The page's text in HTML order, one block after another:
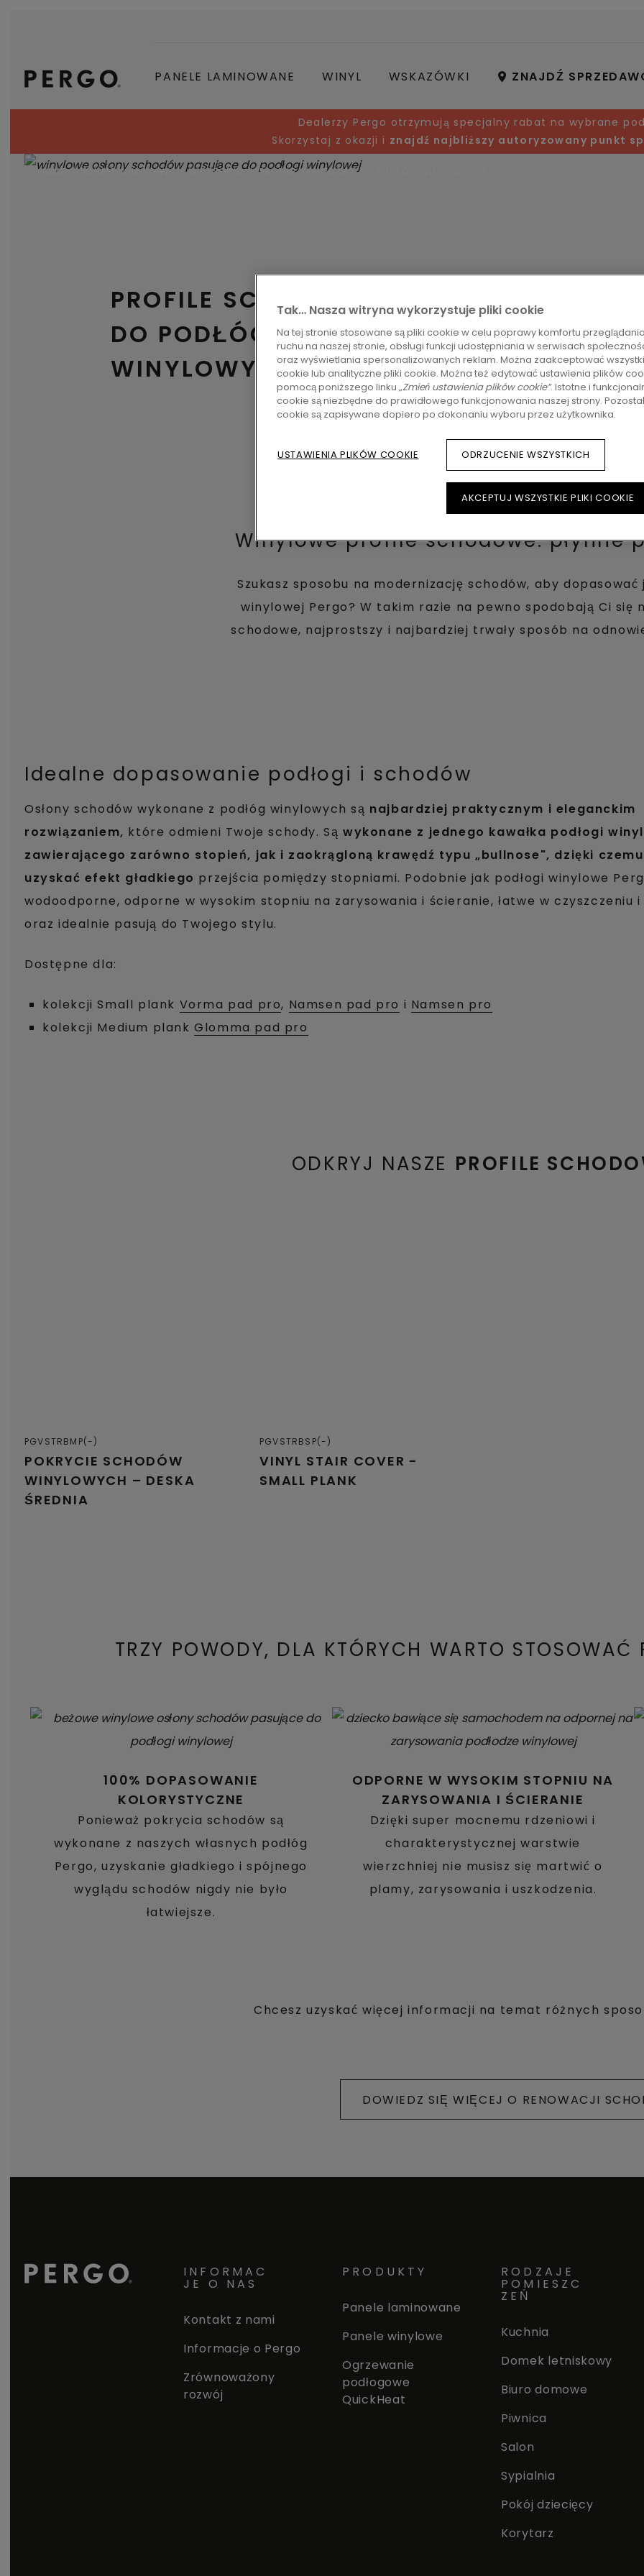
PANELE LAMINOWANE WINYL WSKAZÓWKI ZNAJDŹ
Dealerzy Pergo otrzymują specjalny rabat na wybrane
Skorzystaj z okazji i znajdź najbliższy autoryzowany punkt
PROFILE SCHODOWE
DO PODŁÓG
WINYLOWYCH
HOME PANELE WINYLOWE AKCESORIA PROFILE SCHODOWE DO PODŁÓG WINYLOWYCH
Winylowe profile schodowe: płynne
Szukasz sposobu na modernizację schodów, aby dopasować
winylowej Pergo? W takim razie na pewno spodobają Ci się
schodowe, najprostszy i najbardziej trwały sposób na
Idealne dopasowanie podłogi i schodów
Osłony schodów wykonane z podłóg winylowych są najbardziej praktycznym i eleganckim
rozwiązaniem, które odmieni Twoje schody. Sąwykonane z jednego kawałka podłogi
zawierającego zarówno stopień, jak i zaokrągloną krawędź typu „bullnose", dzięki
uzyskać efekt gładkiego przejścia pomiędzy stopniami. Podobnie jak podłogi winylowe
wodoodporne, odporne w wysokim stopniu na zarysowania i ścieranie, łatwe w czyszczeniu
oraz idealnie pasują do Twojego stylu.
Dostępne dla:
kolekcji Small plank Vorma pad pro, Namsen pad pro i Namsen pro
kolekcji Medium plankGlomma pad pro
ODKRYJ NASZE PROFILE
POKRYCIE SCHODÓW
WINYLOWYCH – DESKA
ŚREDNIA
PGVSTRBMP(-)
VINYL STAIR COVER -
SMALL PLANK
PGVSTRBSP(-)
TRZY POWODY, DLA KTÓRYCH WARTO STOSOWAĆ
100% DOPASOWANIE
KOLORYSTYCZNE
Ponieważ pokrycia schodów są
wykonane z naszych własnych podłóg
Pergo, uzyskanie gładkiego i spójnego
wyglądu schodów nigdy nie było
łatwiejsze.
ODPORNE W WYSOKIM STOPNIU NA
ZARYSOWANIA I ŚCIERANIE
Dzięki super mocnemu rdzeniowi i
charakterystycznej warstwie
wierzchniej nie musisz się martwić o
plamy, zarysowania i uszkodzenia.
Chcesz uzyskać więcej informacji na temat różnych
DOWIEDZ SIĘ WIĘCEJ O RENOWACJI
INFORMAC
JE O NAS
Kontakt z nami
Informacje o Pergo
Zrównoważony
rozwój
PRODUKTY
Panele laminowane
Panele winylowe
Ogrzewanie
podłogowe
QuickHeat
RODZAJE
POMIESZC
ZEŃ
Kuchnia
Domek letniskowy
Biuro domowe
Piwnica
Salon
Sypialnia
Pokój dziecięcy
Korytarz
Tak… Nasza witryna wykorzystuje pliki cookie
Na tej stronie stosowane są pliki cookie w celu poprawy komfortu
ruchu na naszej stronie, obsługi funkcji udostępniania w serwisach
oraz wyświetlania spersonalizowanych reklam. Można zaakceptować
cookie lub analityczne pliki cookie. Można też edytować ustawienia plików
pomocą poniższego linku „Zmień ustawienia plików cookie”. Istotne i
cookie są niezbędne do prawidłowego funkcjonowania naszej strony.
cookie są zapisywane dopiero po dokonaniu wyboru przez użytkownika.
USTAWIENIA PLIKÓW COOKIE ODRZUCENIE WSZYSTKICH
AKCEPTUJ WSZYSTKIE PLIKI COOKIE